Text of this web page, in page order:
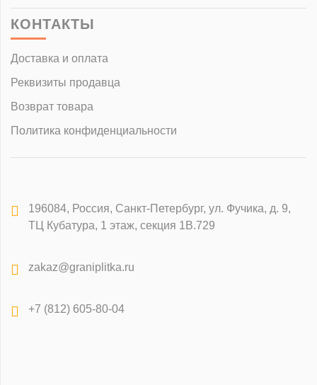
КОНТАКТЫ
Доставка и оплата
Реквизиты продавца
Возврат товара
Политика конфиденциальности
196084, Россия, Санкт-Петербург, ул. Фучика, д. 9,
ТЦ Кубатура, 1 этаж, секция 1В.729
zakaz@graniplitka.ru
+7 (812) 605-80-04